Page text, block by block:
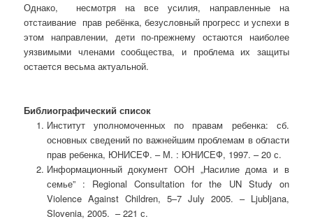
Однако, несмотря на все усилия, направленные на
отстаивание прав ребёнка, безусловный прогресс и успехи в
этом направлении, дети по-прежнему остаются наиболее
уязвимыми членами сообщества, и проблема их защиты
остается весьма актуальной.
Библиографический список
Институт уполномоченных по правам ребенка: сб.
основных сведений по важнейшим проблемам в области
прав ребенка, ЮНИСЕФ. – М. : ЮНИСЕФ, 1997. – 20 с.
Информационный документ ООН „Насилие дома и в
семье” : Regional Consultation for the UN Study on
Violence Against Children, 5–7 July 2005. – Ljubljana,
Slovenia, 2005. – 221 с.